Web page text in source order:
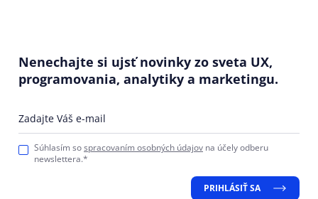
Nenechajte si ujsť novinky zo sveta UX,
programovania, analytiky a marketingu.
Zadajte Váš e-mail
Súhlasím sospracovaním osobných údajov na účely odberu
newslettera.*
PRIHLÁSIŤ SA